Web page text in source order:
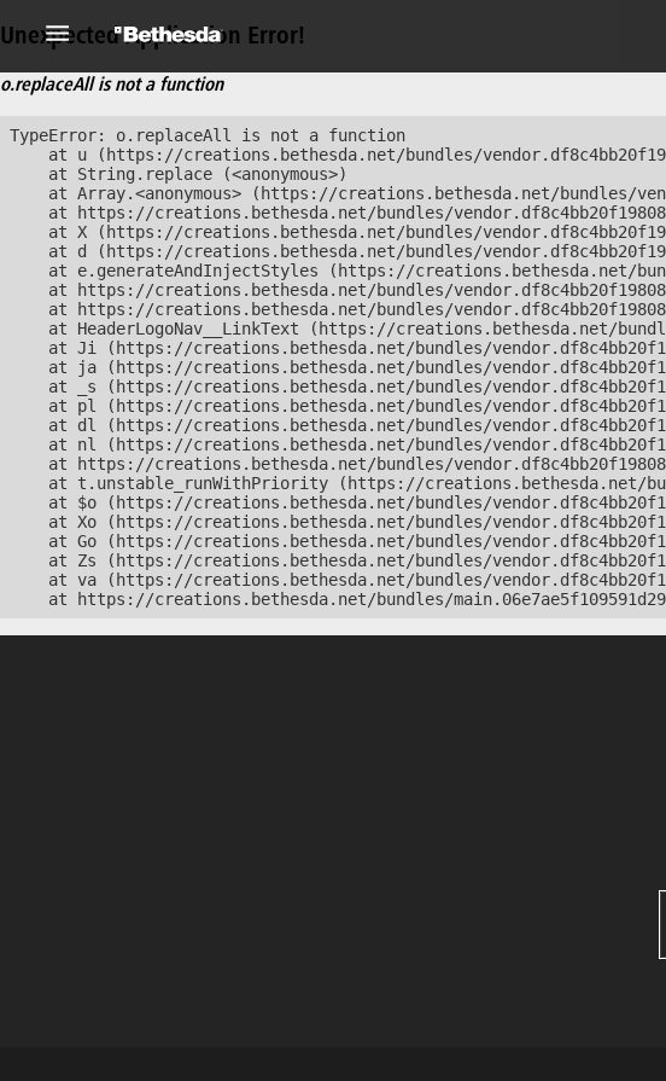
Unexpected Application Error!
o.replaceAll is not a function
TypeError: o.replaceAll is not a function
at u (https://creations.bethesda.net/bundles/
    at String.replace (<anonymous>)
at Array.<anonymous> (https://creations.bethesda.net/bundles/
at https://creations.bethesda.net/bundles/
at X (https://creations.bethesda.net/bundles/
at d (https://creations.bethesda.net/bundles/
at e.generateAndInjectStyles (https://creations.bethesda.net/
at https://creations.bethesda.net/bundles/
at https://creations.bethesda.net/bundles/
at HeaderLogoNav__LinkText (https://creations.bethesda.net/
at Ji (https://creations.bethesda.net/bundles/
at ja (https://creations.bethesda.net/bundles/
at _s (https://creations.bethesda.net/bundles/
at pl (https://creations.bethesda.net/bundles/
at dl (https://creations.bethesda.net/bundles/
at nl (https://creations.bethesda.net/bundles/
at https://creations.bethesda.net/bundles/
at t.unstable_runWithPriority (https://creations.bethesda.net/
at $o (https://creations.bethesda.net/bundles/
at Xo (https://creations.bethesda.net/bundles/
at Go (https://creations.bethesda.net/bundles/
at Zs (https://creations.bethesda.net/bundles/
at va (https://creations.bethesda.net/bundles/
at https://creations.bethesda.net/bundles/